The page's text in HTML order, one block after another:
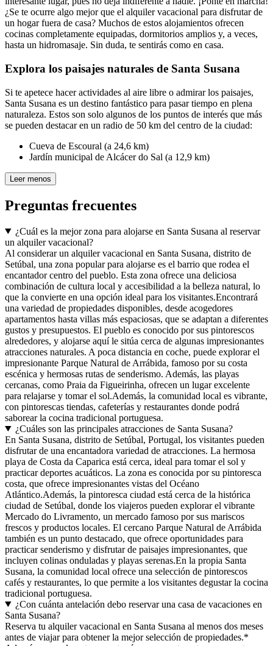
¿Se te ocurre algo mejor que el alquiler vacacional para disfrutar de
un hogar fuera de casa? Muchos de estos alojamientos ofrecen
cocinas completamente equipadas, dormitorios amplios y, a veces,
hasta un hidromasaje. Sin duda, te sentirás como en casa.
Explora los paisajes naturales de Santa Susana
Si te apetece hacer actividades al aire libre o admirar los paisajes,
Santa Susana es un destino fantástico para pasar tiempo en plena
naturaleza. Estos son solo algunos de los puntos de interés que más
se pueden destacar en un radio de 50 km del centro de la ciudad:
Cueva de Escoural (a 24,6 km)
Jardín municipal de Alcácer do Sal (a 12,9 km)
Leer menos
Preguntas frecuentes
¿Cuál es la mejor zona para alojarse en Santa Susana al reservar
un alquiler vacacional?
Al considerar un alquiler vacacional en Santa Susana, distrito de
Setúbal, una zona popular para alojarse es el barrio que rodea el
encantador centro del pueblo. Esta zona ofrece una deliciosa
combinación de cultura local y accesibilidad a la belleza natural, lo
que la convierte en una opción ideal para los visitantes.Encontrará
una variedad de propiedades disponibles, desde acogedores
apartamentos hasta villas más espaciosas, que se adaptan a diferentes
gustos y presupuestos. El pueblo es conocido por sus pintorescos
alrededores, y alojarse aquí le sitúa cerca de algunas impresionantes
atracciones naturales. A poca distancia en coche, puede explorar el
impresionante Parque Natural de Arrábida, famoso por su costa
escénica y hermosas rutas de senderismo. Además, las playas
cercanas, como Praia da Figueirinha, ofrecen un lugar excelente
para relajarse y tomar el sol.Además, la comunidad local es vibrante,
con pintorescas tiendas, cafeterías y restaurantes donde podrá
saborear la cocina tradicional portuguesa.
¿Cuáles son las principales atracciones de Santa Susana?
En Santa Susana, distrito de Setúbal, Portugal, los visitantes pueden
disfrutar de una encantadora variedad de atracciones. La hermosa
playa de Costa da Caparica está cerca, ideal para tomar el sol y
practicar deportes acuáticos. La zona es conocida por su pintoresca
costa, que ofrece impresionantes vistas del Océano
Atlántico.Además, la pintoresca ciudad está cerca de la histórica
ciudad de Setúbal, donde los viajeros pueden explorar el vibrante
Mercado do Livramento, un mercado famoso por sus mariscos
frescos y productos locales. El cercano Parque Natural de Arrábida
también es un punto destacado, que ofrece oportunidades para
practicar senderismo y disfrutar de paisajes impresionantes, que
incluyen colinas onduladas y playas serenas.En la propia Santa
Susana, la comunidad local ofrece una selección de pintorescos
cafés y restaurantes, lo que permite a los visitantes degustar la cocina
tradicional portuguesa.
¿Con cuánta antelación debo reservar una casa de vacaciones en
Santa Susana?
Reserva tu alquiler vacacional en Santa Susana al menos dos meses
antes de viajar para obtener la mejor selección de propiedades.*